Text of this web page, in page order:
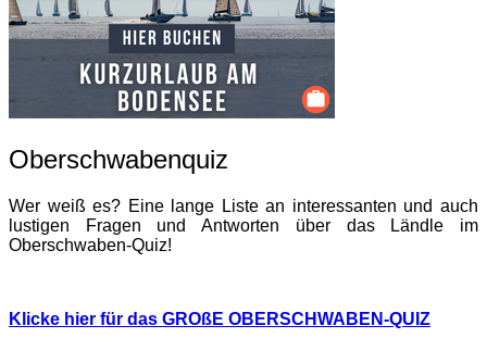
Oberschwabenquiz
Wer weiß es? Eine lange Liste an interessanten und auch
lustigen Fragen und Antworten über das Ländle im
Oberschwaben-Quiz!
Klicke hier für das GROßE OBERSCHWABEN-QUIZ